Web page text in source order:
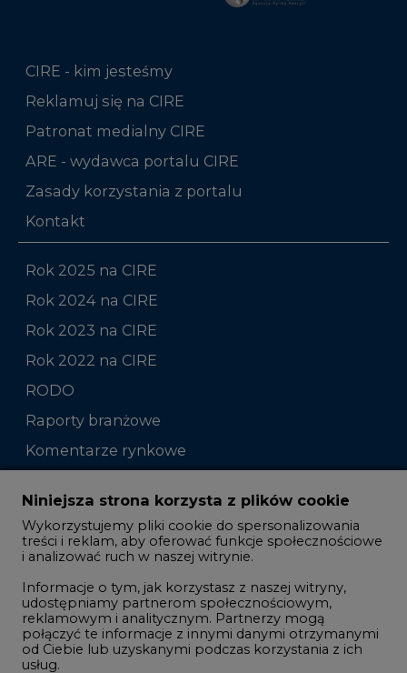
CIRE - kim jesteśmy
Reklamuj się na CIRE
Patronat medialny CIRE
ARE - wydawca portalu CIRE
Zasady korzystania z portalu
Kontakt
Rok 2025 na CIRE
Rok 2024 na CIRE
Rok 2023 na CIRE
Rok 2022 na CIRE
RODO
Raporty branżowe
Komentarze rynkowe
Zmiany kadrowe na rynku
Studio CIRE
Rozmowy o energetyce
Gospodarka
Geopolityka
LTE450
Niniejsza strona korzysta z plików cookie
Wykorzystujemy pliki cookie do spersonalizowania
treści i reklam, aby oferować funkcje społecznościowe
i analizować ruch w naszej witrynie.
Informacje o tym, jak korzystasz z naszej witryny,
udostępniamy partnerom społecznościowym,
reklamowym i analitycznym. Partnerzy mogą
połączyć te informacje z innymi danymi otrzymanymi
od Ciebie lub uzyskanymi podczas korzystania z ich
usług.